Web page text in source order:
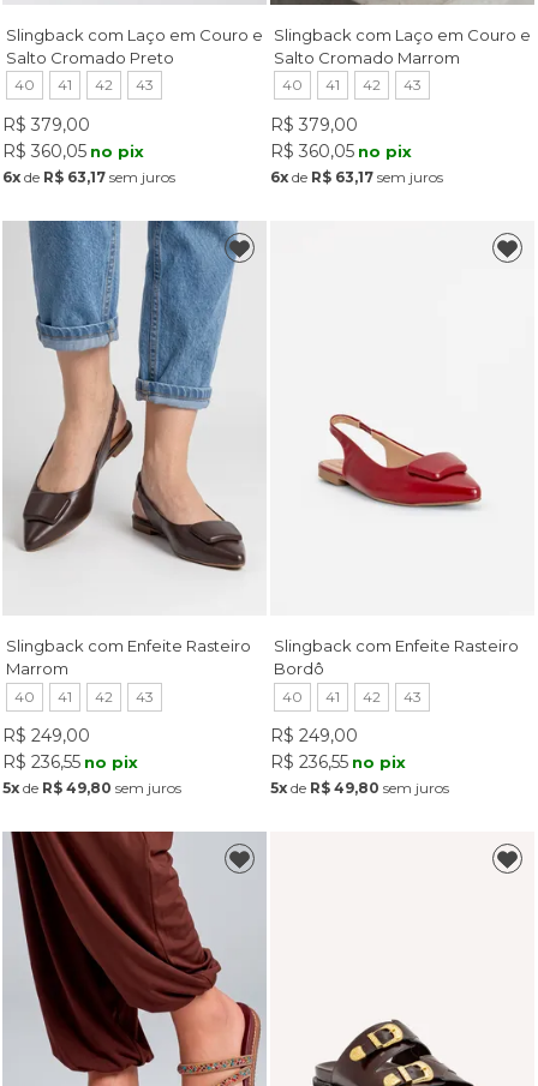
Slingback com Laço em Couro e
Salto Cromado Preto
40 41 42 43
R$ 379,00
R$ 360,05 no pix
6xde R$ 63,17sem juros
Slingback com Laço em Couro e
Salto Cromado Marrom
40 41 42 43
R$ 379,00
R$ 360,05 no pix
6x de R$ 63,17 sem juros
Slingback com Enfeite Rasteiro
Marrom
40 41 42 43
R$ 249,00
R$ 236,55 no pix
5xde R$ 49,80 sem juros
Slingback com Enfeite Rasteiro
Bordô
40 41 42 43
R$ 249,00
R$ 236,55 no pix
5x de R$ 49,80 sem juros